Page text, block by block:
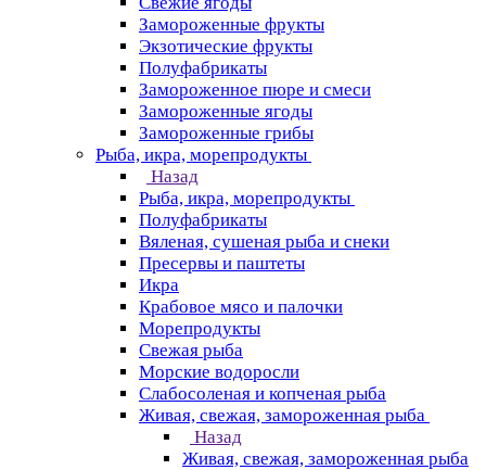
Замороженные фрукты
Экзотические фрукты
Полуфабрикаты
Замороженное пюре и смеси
Замороженные ягоды
Замороженные грибы
Рыба, икра, морепродукты
Назад
Рыба, икра, морепродукты
Полуфабрикаты
Вяленая, сушеная рыба и снеки
Пресервы и паштеты
Икра
Крабовое мясо и палочки
Морепродукты
Свежая рыба
Морские водоросли
Слабосоленая и копченая рыба
Живая, свежая, замороженная рыба
Назад
Живая, свежая, замороженная рыба